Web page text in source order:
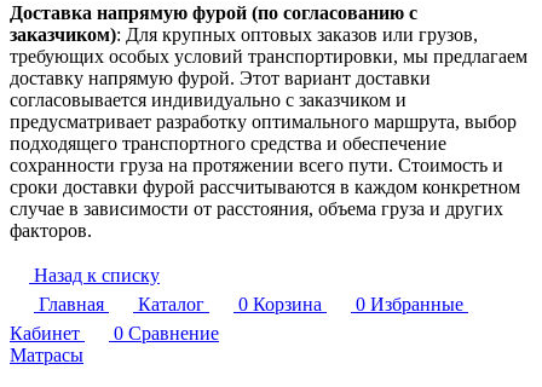
Доставка напрямую фурой (по согласованию с
заказчиком): Для крупных оптовых заказов или грузов,
требующих особых условий транспортировки, мы предлагаем
доставку напрямую фурой. Этот вариант доставки
согласовывается индивидуально с заказчиком и
предусматривает разработку оптимального маршрута, выбор
подходящего транспортного средства и обеспечение
сохранности груза на протяжении всего пути. Стоимость и
сроки доставки фурой рассчитываются в каждом конкретном
случае в зависимости от расстояния, объема груза и других
факторов.
Назад к списку
Главная
Каталог 0 Корзина 0 Избранные
Кабинет
0 Сравнение
Матрасы